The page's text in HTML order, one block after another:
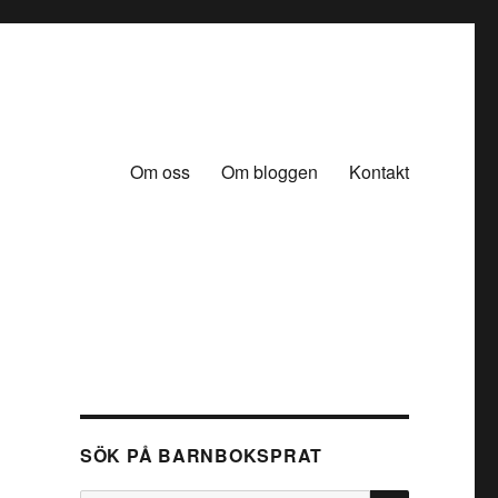
Om oss Om bloggen Kontakt
SÖK PÅ BARNBOKSPRAT